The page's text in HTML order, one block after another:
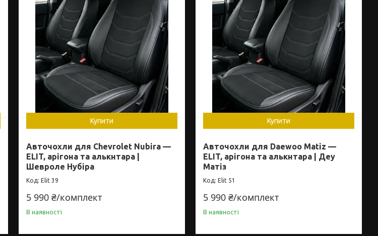
Купити
Авточохли для Chevrolet Nubira —
ELIT, арігона та алькнтара |
Шевроле Нубіра
Elit 39
5 990 ₴/комплект
В наявності
Купити
Авточохли для Daewoo Matiz —
ELIT, арігона та алькнтара | Деу
Матіз
Elit 51
5 990 ₴/комплект
В наявності